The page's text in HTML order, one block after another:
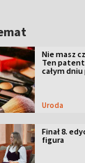
Nie masz
Ten patent
całym dniu
Uroda
Finał 8.
figura